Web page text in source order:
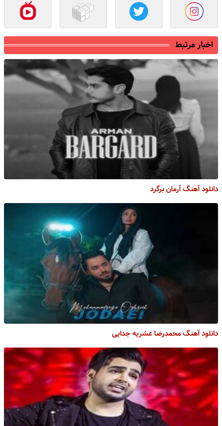
اخبار مرتبط
دانلود آهنگ آرمان برگرد
دانلود آهنگ محمدرضا عشریه جدایی